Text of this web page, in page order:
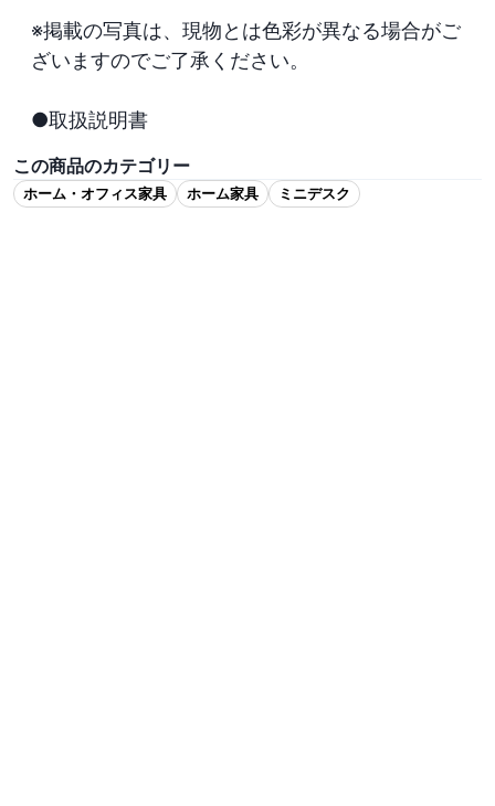
※掲載の写真は、現物とは色彩が異なる場合がご
ざいますのでご了承ください。
●取扱説明書
この商品のカテゴリー
ホーム・オフィス家具 ホーム家具 ミニデスク